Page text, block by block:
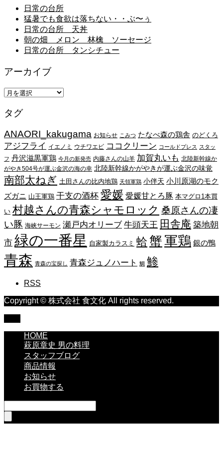
日常の台所
猛暑でも食欲は落ちない・・ぶ〜ぅ
日常の台所 天丼
朝の畑 メロン 林檎 ソーセージ
日常の台所 タンシチュー
アーカイブ
ア
カ
ブ
タグ
ANAORI_kakugama お知らせ こみつ たなべ森の鶏舎 のどくろ
アジフライ イエノミ ウチワエビ ココクリーン コールドプレス スタッ
フ 丹沢滋黒軍鶏 今月の新発売 内藤さんの山羊 加賀丸いも 北陸新幹線か
がやき504号が運ぶ金沢の海の幸 北陸新幹線かがやきが運ぶ金沢の味覚
南部太ねぎ 土田さんの比内地鶏 天領軍鶏 小伴天 小川原湖のモク
ズガニ 山王軍鶏 干支の酒杯 愛媛 愛媛甘とろ豚 本マグロ1本買
い 村越さんの青森シャモロック 桑原さんの凄
い豚 海峡サーモン 瀬戸内オリーブ 牛頭天王 田舎庵 築地朝
市 緑の一番星 自家製カラスミ 蛤 蟹軍鶏 銀の鴨
青森 青森の宝探し 青森ジュノハート 鯛 鯵
RSS
Copyright © 株式会社 食文化 All rights reserved.
HOME
萩原章史 男の料理
スタッフブログ
商品情報
お知らせ
お買物する